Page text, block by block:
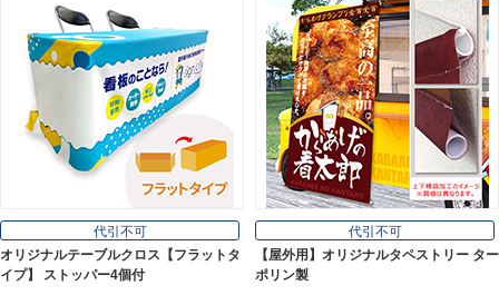
プレート看板
Plate Board
壁面看板
Wall Sign
フロアサイン／路面表示
Floor / Road Surface Sign
代引不可
オリジナルテーブルクロス【フラットタ
イプ】 ストッパー4個付
代引不可
【屋外用】オリジナルタペストリー ター
ポリン製